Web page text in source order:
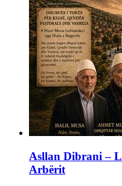
Asllan Dibrani –
Arbërit